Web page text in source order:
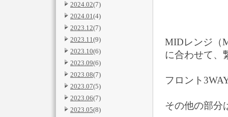
2024.02(7)
2024.01(4)
2023.12(7)
2023.11(9)
2023.10(6)
2023.09(6)
2023.08(7)
2023.07(5)
2023.06(7)
2023.05(8)
MIDレンジ（
に合わせて、
フロント
その他の部分